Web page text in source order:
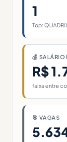
1
Top:
💰 SALÁRIO
R$
faixa entre
🎯 VAGAS